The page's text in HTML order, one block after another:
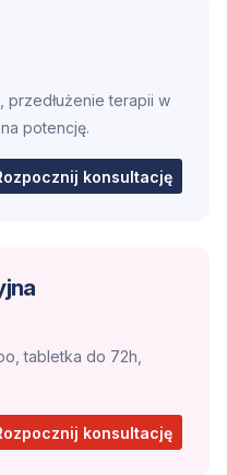
przedłużenie terapii w
potencję.
konsultację
tabletka do 72h,
konsultację